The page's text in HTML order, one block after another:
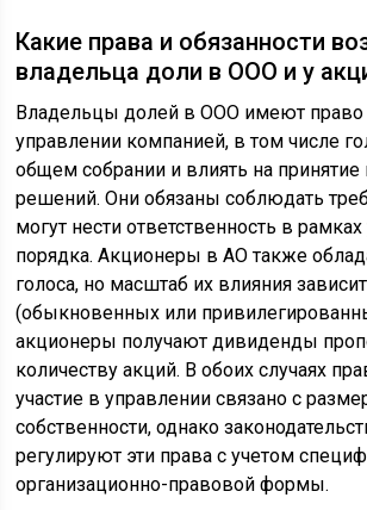
Какие права и обязанности
владельца доли в ООО и у
Владельцы долей в ООО имеют право
управлении компанией, в том числе
общем собрании и влиять на
решений. Они обязаны соблюдать
могут нести ответственность в
порядка. Акционеры в АО также
голоса, но масштаб их влияния
(обыкновенных или
акционеры получают дивиденды
количеству акций. В обоих случаях
участие в управлении связано с
собственности, однако
регулируют эти права с учетом
организационно-правовой формы.